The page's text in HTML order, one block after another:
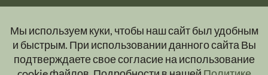
Мы используем куки, чтобы наш сайт был удобным
и быстрым. При использовании данного сайта Вы
подтверждаете свое согласие на использование